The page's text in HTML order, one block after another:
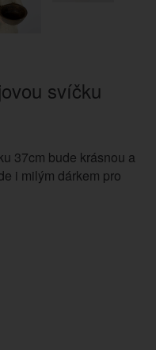
svíčku
37cm bude krásnou a
i milým dárkem pro